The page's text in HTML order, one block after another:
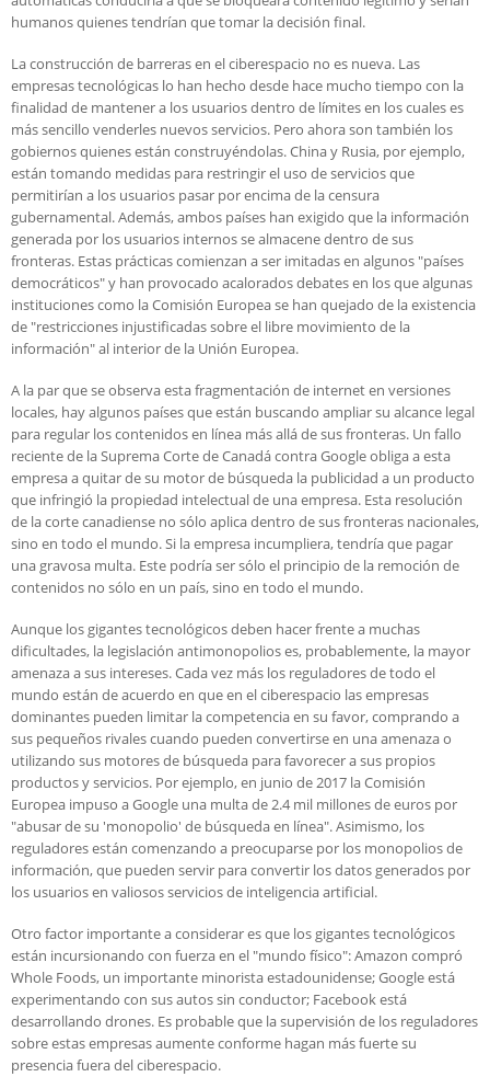
humanos quienes tendrían que tomar la decisión final.
La construcción de barreras en el ciberespacio no es nueva. Las
empresas tecnológicas lo han hecho desde hace mucho tiempo con la
finalidad de mantener a los usuarios dentro de límites en los cuales es
más sencillo venderles nuevos servicios. Pero ahora son también los
gobiernos quienes están construyéndolas. China y Rusia, por ejemplo,
están tomando medidas para restringir el uso de servicios que
permitirían a los usuarios pasar por encima de la censura
gubernamental. Además, ambos países han exigido que la información
generada por los usuarios internos se almacene dentro de sus
fronteras. Estas prácticas comienzan a ser imitadas en algunos "países
democráticos" y han provocado acalorados debates en los que algunas
instituciones como la Comisión Europea se han quejado de la existencia
de "restricciones injustificadas sobre el libre movimiento de la
información" al interior de la Unión Europea.
A la par que se observa esta fragmentación de internet en versiones
locales, hay algunos países que están buscando ampliar su alcance legal
para regular los contenidos en línea más allá de sus fronteras. Un fallo
reciente de la Suprema Corte de Canadá contra Google obliga a esta
empresa a quitar de su motor de búsqueda la publicidad a un producto
que infringió la propiedad intelectual de una empresa. Esta resolución
de la corte canadiense no sólo aplica dentro de sus fronteras nacionales,
sino en todo el mundo. Si la empresa incumpliera, tendría que pagar
una gravosa multa. Este podría ser sólo el principio de la remoción de
contenidos no sólo en un país, sino en todo el mundo.
Aunque los gigantes tecnológicos deben hacer frente a muchas
dificultades, la legislación antimonopolios es, probablemente, la mayor
amenaza a sus intereses. Cada vez más los reguladores de todo el
mundo están de acuerdo en que en el ciberespacio las empresas
dominantes pueden limitar la competencia en su favor, comprando a
sus pequeños rivales cuando pueden convertirse en una amenaza o
utilizando sus motores de búsqueda para favorecer a sus propios
productos y servicios. Por ejemplo, en junio de 2017 la Comisión
Europea impuso a Google una multa de 2.4 mil millones de euros por
"abusar de su 'monopolio' de búsqueda en línea". Asimismo, los
reguladores están comenzando a preocuparse por los monopolios de
información, que pueden servir para convertir los datos generados por
los usuarios en valiosos servicios de inteligencia artificial.
Otro factor importante a considerar es que los gigantes tecnológicos
están incursionando con fuerza en el "mundo físico": Amazon compró
Whole Foods, un importante minorista estadounidense; Google está
experimentando con sus autos sin conductor; Facebook está
desarrollando drones. Es probable que la supervisión de los reguladores
sobre estas empresas aumente conforme hagan más fuerte su
presencia fuera del ciberespacio.